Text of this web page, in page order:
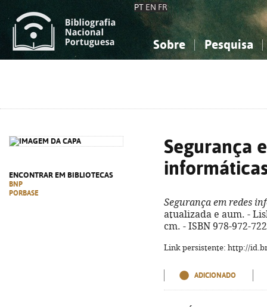
PT EN FR
Sobre Pesquisa
ENCONTRAR EM BIBLIOTECAS
BNP
PORBASE
Segurança
Segurança em redes
atualizada e aum. -
cm. - ISBN 978-972-
Link persistente: http://
ADICIONADO